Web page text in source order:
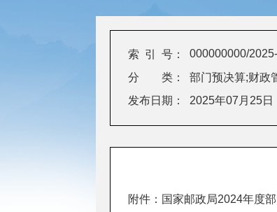
索 引 号： 000000000/
分 类：
部门预决算;财政
发布日期：
2025年07月25日
附件： 国家邮政局2024年度